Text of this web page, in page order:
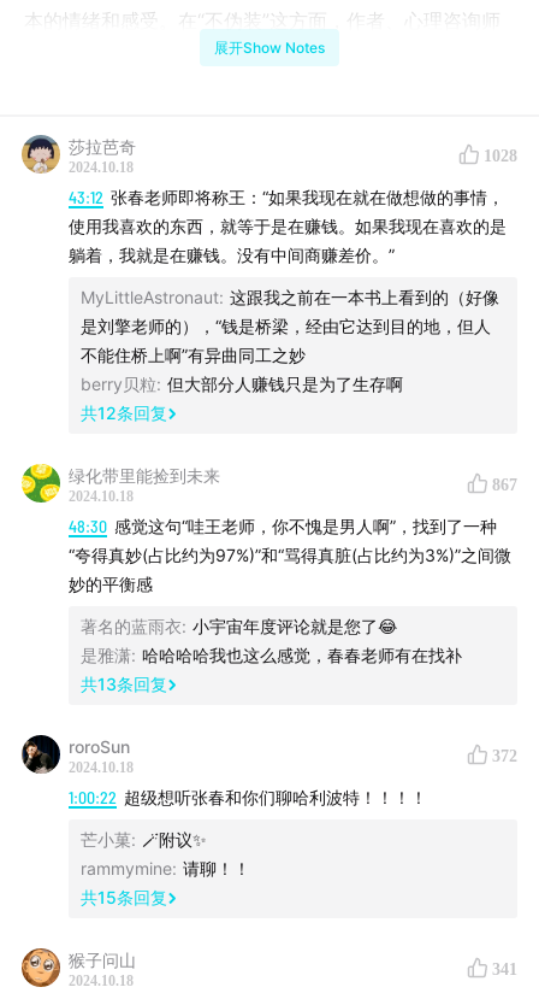
本的情绪和感受。在“不伪装”这方面，作者、心理咨询师
张春是我们认识的朋友当中最为擅长的一位，我们甚至用
和脸面，与他人展开对话。
这样的对话当然是困难的，它带来了一种绝对的真。我们
会害怕这种“真”。因为它的开启意味着一种袒露，带来的
沉重感受的压力给到了对方。即便是张春，把别人带上这
样的对话高速公路时，也有95%时间里是失败的。
但她仍然愿意做这样的冒险，不仅因为成功的5%弥足珍
所有的规则“为我而生”。于是在某一天，她下了一个决
心：她再也不说她不想说的话，一个字都不要敷衍，她只
说最重要的东西。
张春认为的一起好状态，就是我们所做的所有选择，都指
向现在你能如何达到更好。但如果没有更好，请不用自
责，那也一定是因为现在的这个情景，就是你需要的那个
最好的状态。
shownotes
我们对“好状态”的定义发生了哪些变化？
我们和张春之间发生的“真”的联结
刻”——
展开Show Notes
莎拉芭奇
2024.10.18
1028
43:12 张春老师即将称王：“如果我现在就在做想做的事情，
使用我喜欢的东西，就等于是在赚钱。如果我现在喜欢的是
躺着，我就是在赚钱。没有中间商赚差价。”
MyLittleAstronaut: 这跟我之前在一本书上看到的（好像
是刘擎老师的），“钱是桥梁，经由它达到目的地，但人
不能住桥上啊”有异曲同工之妙
berry贝粒: 但大部分人赚钱只是为了生存啊
共12条回复
绿化带里能捡到未来
2024.10.18
867
48:30 感觉这句“哇王老师，你不愧是男人啊”，找到了一种
“夸得真妙(占比约为97%)”和“骂得真脏(占比约为3%)”之间微
妙的平衡感
著名的蓝雨衣: 小宇宙年度评论就是您了😂
是雅潇: 哈哈哈哈我也这么感觉，春春老师有在找补
共13条回复
roroSun
2024.10.18
372
1:00:22 超级想听张春和你们聊哈利波特！！！！
芒小菓: 🪄附议✨
rammymine: 请聊！！
共15条回复
猴子问山
2024.10.18
341